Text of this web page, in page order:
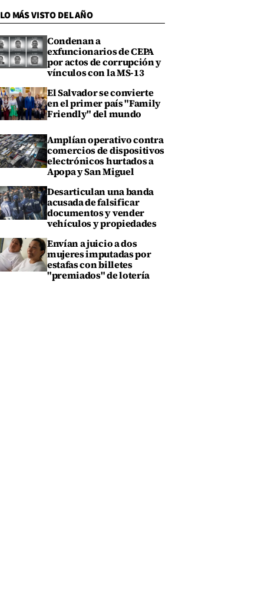
LO MÁS VISTO DEL AÑO
Condenan a
exfuncionarios de CEPA
por actos de corrupción y
vínculos con la MS-13
El Salvador se convierte
en el primer país "Family
Friendly" del mundo
Amplían operativo contra
comercios de dispositivos
electrónicos hurtados a
Apopa y San Miguel
Desarticulan una banda
acusada de falsificar
documentos y vender
vehículos y propiedades
Envían a juicio a dos
mujeres imputadas por
estafas con billetes
"premiados" de lotería